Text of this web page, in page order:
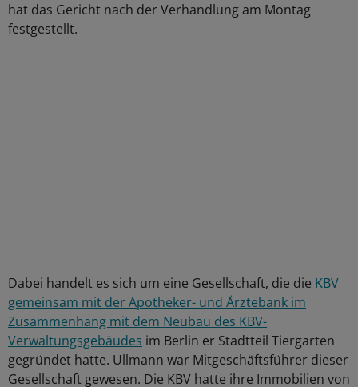
hat das Gericht nach der Verhandlung am Montag
festgestellt.
Dabei handelt es sich um eine Gesellschaft, die die KBV
gemeinsam mit der Apotheker- und Ärztebank im
Zusammenhang mit dem Neubau des KBV-
Verwaltungsgebäudes im Berlin er Stadtteil Tiergarten
gegründet hatte. Ullmann war Mitgeschäftsführer dieser
Gesellschaft gewesen. Die KBV hatte ihre Immobilien von